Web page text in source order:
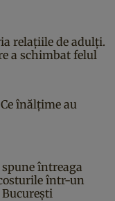
relațiile de adulți.
a schimbat felul
înălțime au
întreaga
într-un